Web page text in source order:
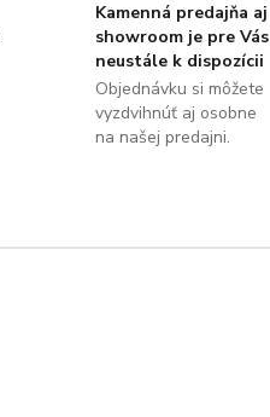
Kamenná predajňa aj
showroom je pre Vás
neustále k dispozícii
Objednávku si môžete
vyzdvihnúť aj osobne
na našej predajni.